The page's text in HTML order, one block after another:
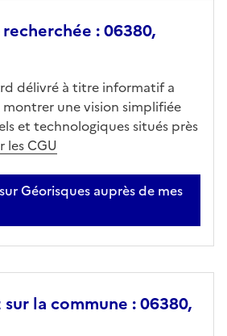
: 06380,
délivré à titre informatif a
une vision simplifiée
et technologiques situés près
les CGU
Géorisques auprès de mes
la commune : 06380,